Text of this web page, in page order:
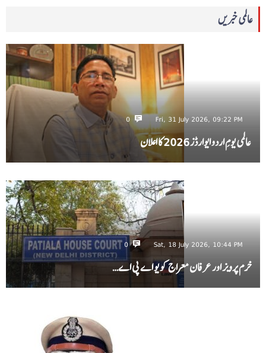
عالمی خبریں
Fri, 31 July 2026, 09:22 PM
0
عالمی یومِ اردو ایوارڈز 2026 کا اعلان
Sat, 18 July 2026, 10:44 PM
0
خرم پرویز اور عرفان معراج کو یو اے پی اے…